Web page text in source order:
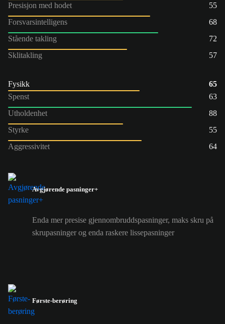
Presisjon med hodet
55
Forsvarsintelligens
68
Stående takling
72
Sklitakling
57
Fysikk
65
Spenst
63
Utholdenhet
88
Styrke
55
Aggressivitet
64
Avgjørende pasninger+
Enda mer presise gjennombruddspasninger, maks skru på
skrupasninger og enda raskere lissepasninger
Første-berøring